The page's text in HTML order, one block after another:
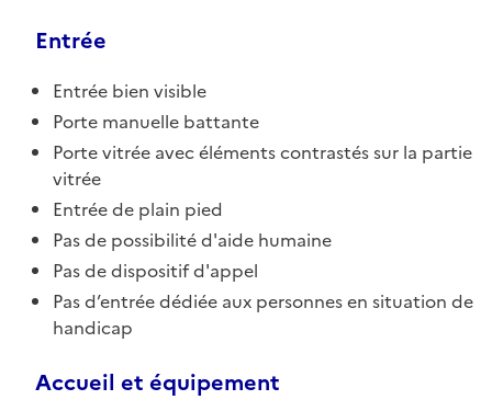
Entrée
Entrée bien visible
Porte manuelle battante
Porte vitrée avec éléments contrastés sur la partie
vitrée
Entrée de plain pied
Pas de possibilité d'aide humaine
Pas de dispositif d'appel
Pas d’entrée dédiée aux personnes en situation de
handicap
Accueil et équipement